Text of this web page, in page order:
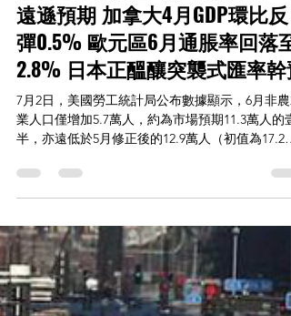
Affinity Financial 恆譽金融
7月6日
讀畢需時 5 分鐘
恆譽金融 | 美國6月非農新增5.7
彈0.5% 歐元區6月通脹率回落至
2.8% 日本正醞釀突襲式匯率幹預
7月2日，美國勞工統計局公布數據顯示，6月非農